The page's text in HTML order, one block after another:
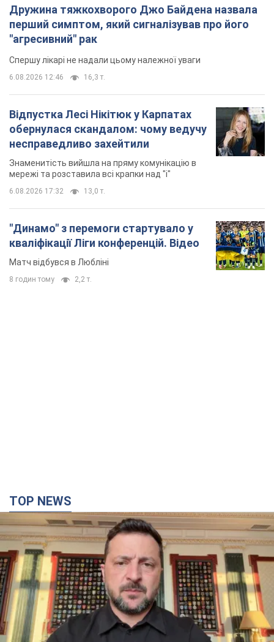
Дружина тяжкохворого Джо Байдена назвала
перший симптом, який сигналізував про його
"агресивний" рак
Спершу лікарі не надали цьому належної уваги
6.08.2026 12:46 16,3 т.
Відпустка Лесі Нікітюк у Карпатах
обернулася скандалом: чому ведучу
несправедливо захейтили
Знаменитість вийшла на пряму комунікацію в
мережі та розставила всі крапки над "і"
6.08.2026 17:32 13,0 т.
"Динамо" з перемоги стартувало у
кваліфікації Ліги конференцій. Відео
Матч відбувся в Любліні
8 годин тому 2,2 т.
TOP NEWS